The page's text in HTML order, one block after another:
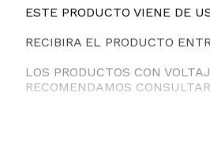
ESTE PRODUCTO VIENE DE
RECIBIRA EL PRODUCTO
LOS PRODUCTOS CON
RECOMENDAMOS